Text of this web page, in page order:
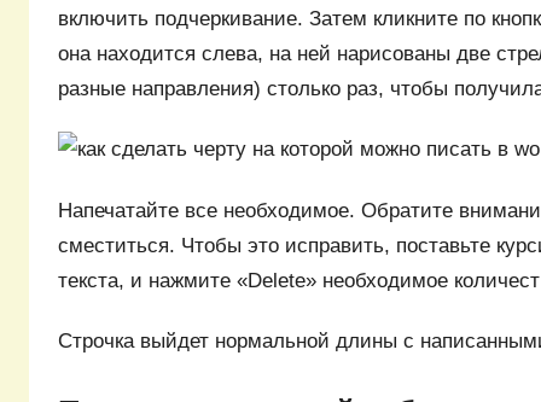
включить подчеркивание. Затем кликните по
она находится слева, на ней нарисованы две
разные направления) столько раз, чтобы
Напечатайте все необходимое. Обратите
сместиться. Чтобы это исправить, поставьте
текста, и нажмите «Delete» необходимое
Строчка выйдет нормальной длины с